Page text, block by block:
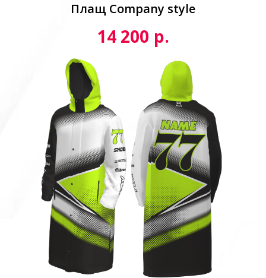
Плащ Сompany style
14 200 р.